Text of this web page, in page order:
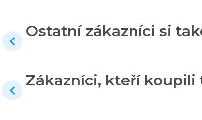
Ostatní zákazníci si
Zákazníci, kteří koupili